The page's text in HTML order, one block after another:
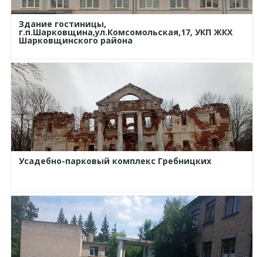
Здание гостиницы,
г.п.Шарковщина,ул.Комсомольская,17, УКП ЖКХ
Шарковщинского района
Усадебно-парковый комплекс Гребницких